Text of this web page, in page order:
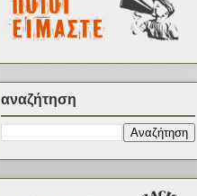
αναζήτηση